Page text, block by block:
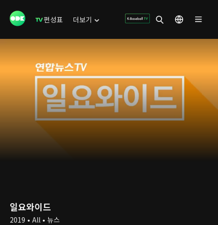
편성표 더보기
일요와이드
2019 • All • 뉴스